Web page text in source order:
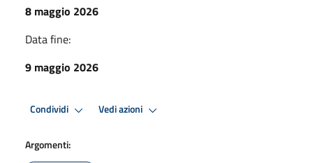
8 maggio 2026
Data fine:
9 maggio 2026
Condividi Vedi azioni
Argomenti: